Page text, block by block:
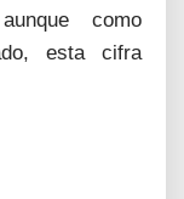
como
esta cifra